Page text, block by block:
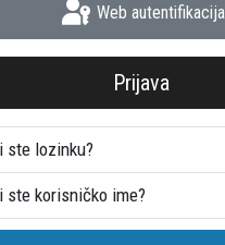
Web autentifikacija
Prijava
ste lozinku?
ste korisničko ime?